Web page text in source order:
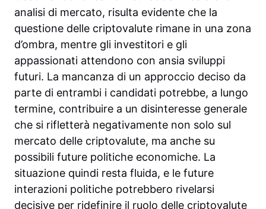
analisi di mercato, risulta evidente che la
questione delle criptovalute rimane in una zona
d’ombra, mentre gli investitori e gli
appassionati attendono con ansia sviluppi
futuri. La mancanza di un approccio deciso da
parte di entrambi i candidati potrebbe, a lungo
termine, contribuire a un disinteresse generale
che si rifletterà negativamente non solo sul
mercato delle criptovalute, ma anche su
possibili future politiche economiche. La
situazione quindi resta fluida, e le future
interazioni politiche potrebbero rivelarsi
decisive per ridefinire il ruolo delle criptovalute